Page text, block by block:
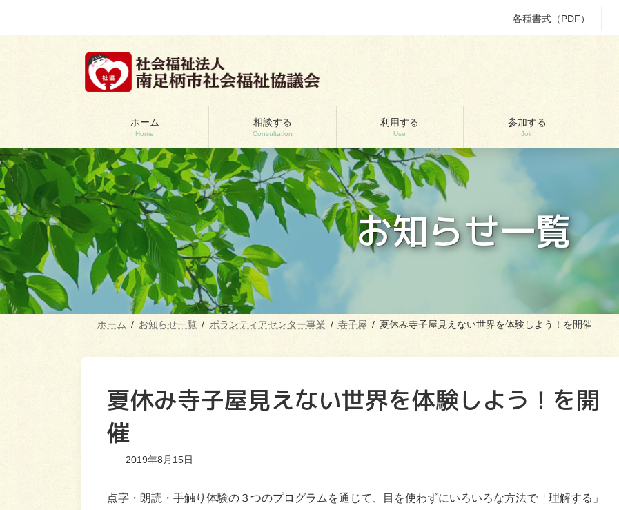
テ
ゲ
各種書式（PDF）
ホーム
Home
相談する
Consultation
利用する
Use
参加する
Join
お知らせ一覧
ホーム お知らせ一覧 ボランティアセンター事業 寺子屋 夏休み寺子屋見えない世界を体験しよう！を開催
夏休み寺子屋見えない世界を体験しよう！を開
催
2019年8月15日
点字・朗読・手触り体験の３つのプログラムを通じて、目を使わずにいろいろな方法で「理解する」